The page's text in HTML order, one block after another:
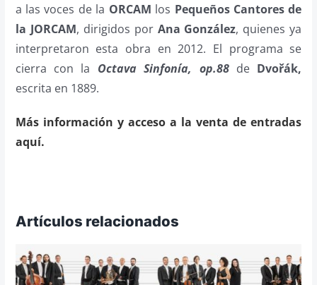
a las voces de la ORCAM los Pequeños Cantores de
la JORCAM, dirigidos por Ana González, quienes ya
interpretaron esta obra en 2012. El programa se
cierra con la Octava Sinfonía, op.88 de Dvořák,
escrita en 1889.
Más información y acceso a la venta de entradas
aquí.
Artículos relacionados